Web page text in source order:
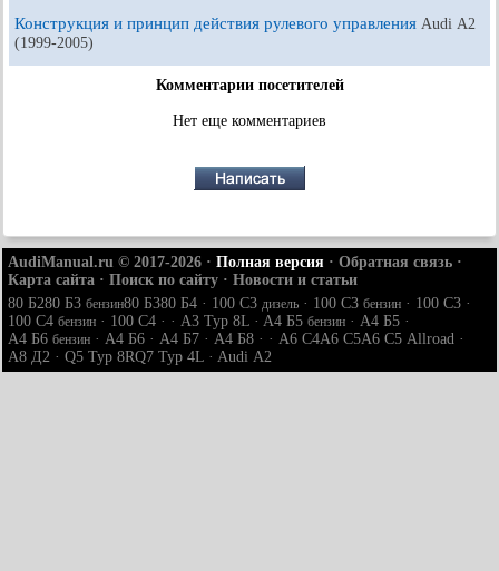
Конструкция и принцип действия рулевого управления Audi А2
(1999-2005)
Комментарии посетителей
Нет еще комментариев
AudiManual.ru © 2017-2026 · Полная версия · Обратная связь ·
Карта сайта · Поиск по сайту · Новости и статьи
80 Б280 Б3 бензин80 Б380 Б4 · 100 С3 дизель · 100 С3 бензин · 100 С3 ·
100 С4 бензин · 100 С4 · · A3 Typ 8L · A4 Б5 бензин · A4 Б5 ·
A4 Б6 бензин · A4 Б6 · A4 Б7 · A4 Б8 · · A6 С4A6 С5A6 С5 Allroad ·
A8 Д2 · Q5 Typ 8RQ7 Typ 4L · Audi А2